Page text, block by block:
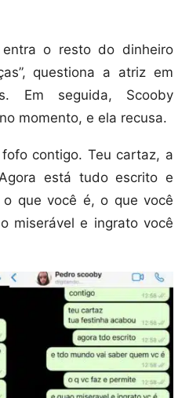
entra o resto do dinheiro
questiona a atriz em
Em seguida, Scooby
momento, e ela recusa.
contigo. Teu cartaz, a
está tudo escrito e
que você é, o que você
miserável e ingrato você